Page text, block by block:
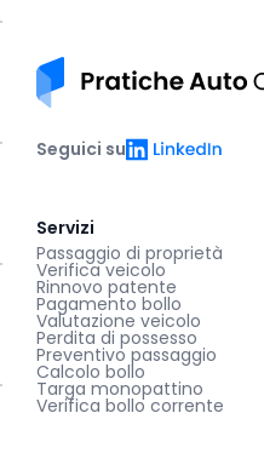
LinkedIn
Seguici su
Servizi
Passaggio di proprietà
Verifica veicolo
Rinnovo patente
Pagamento bollo
Valutazione veicolo
Perdita di possesso
Preventivo passaggio
Calcolo bollo
Targa monopattino
Verifica bollo corrente